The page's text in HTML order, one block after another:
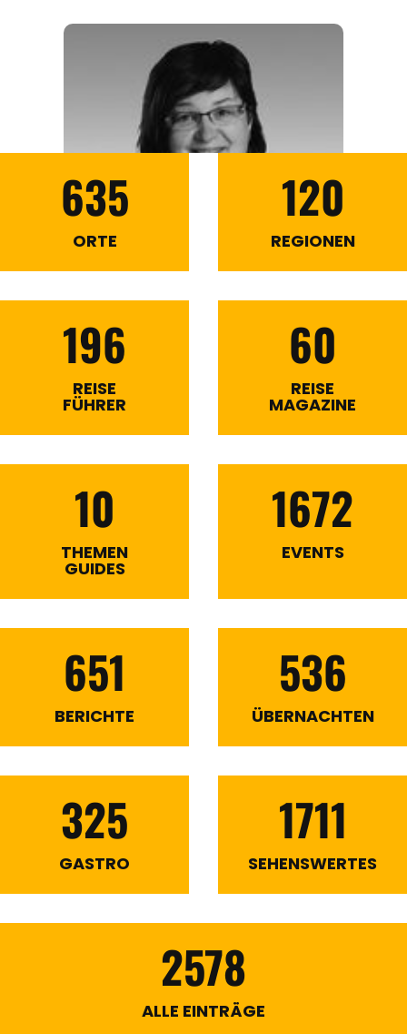
635
ORTE
120
REGIONEN
196
REISE
FÜHRER
60
REISE
MAGAZINE
10
THEMEN
GUIDES
1672
EVENTS
651
BERICHTE
536
ÜBERNACHTEN
325
GASTRO
1711
SEHENSWERTES
2578
ALLE EINTRÄGE